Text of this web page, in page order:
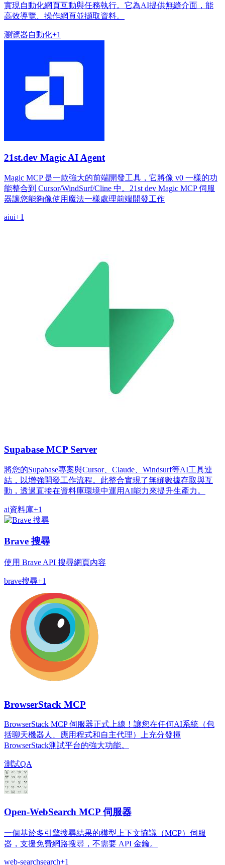
實現自動化網頁互動與任務執行。它為AI提供無縫介面，能
高效導覽、操作網頁並擷取資料。
瀏覽器自動化+1
21st.dev Magic AI Agent
Magic MCP 是一款強大的前端開發工具，它將像 v0 一樣的功
能整合到 Cursor/WindSurf/Cline 中。21st dev Magic MCP 伺服
器讓您能夠像使用魔法一樣處理前端開發工作
aiui+1
Supabase MCP Server
將您的Supabase專案與Cursor、Claude、Windsurf等AI工具連
結，以增強開發工作流程。此整合實現了無縫數據存取與互
動，透過直接在資料庫環境中運用AI能力來提升生產力。
ai資料庫+1
Brave 搜尋
使用 Brave API 搜尋網頁內容
brave搜尋+1
BrowserStack MCP
BrowserStack MCP 伺服器正式上線！讓您在任何AI系統（包
括聊天機器人、應用程式和自主代理）上充分發揮
BrowserStack測試平台的強大功能。
測試QA
Open-WebSearch MCP 伺服器
一個基於多引擎搜尋結果的模型上下文協議（MCP）伺服
器，支援免費網路搜尋，不需要 API 金鑰。
web-searchsearch+1